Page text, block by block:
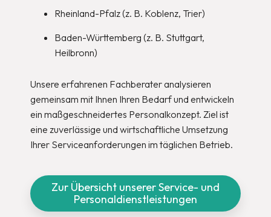
Rheinland-Pfalz (z. B. Koblenz, Trier)
Baden-Württemberg (z. B. Stuttgart,
Heilbronn)
Unsere erfahrenen Fachberater analysieren
gemeinsam mit Ihnen Ihren Bedarf und entwickeln
ein maßgeschneidertes Personalkonzept. Ziel ist
eine zuverlässige und wirtschaftliche Umsetzung
Ihrer Serviceanforderungen im täglichen Betrieb.
Zur Übersicht unserer Service- und
Personaldienstleistungen